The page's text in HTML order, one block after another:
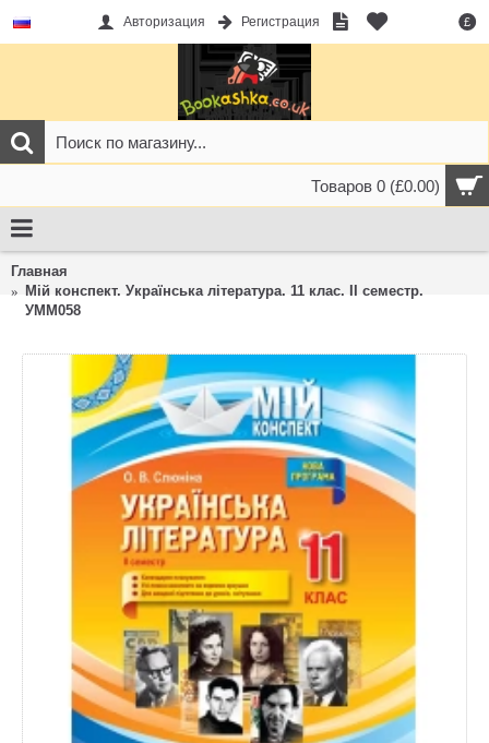
£
Авторизация Регистрация
Товаров 0 (£0.00)
Главная
Мій конспект. Українська література. 11 клас. ІІ семестр.
УММ058